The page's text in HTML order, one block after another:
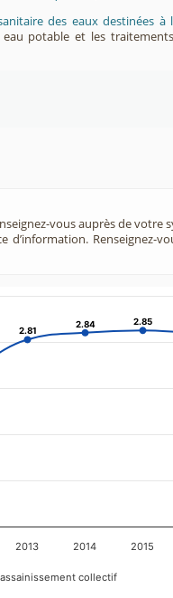
des eaux destinées
eau potable et les
vous auprès de votre
d’information. Renseignez-
2.81
2.81
2.84
2.84 2.85
2.85
assainissement collectif
2013 2014 2015